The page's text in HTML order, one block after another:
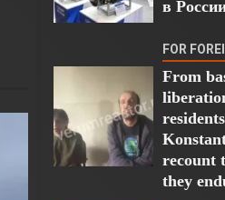
в
FOR
From
recount
they